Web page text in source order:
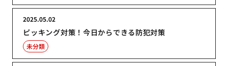
ピッキング対策！今日からできる防犯対策
2025.05.02
未分類